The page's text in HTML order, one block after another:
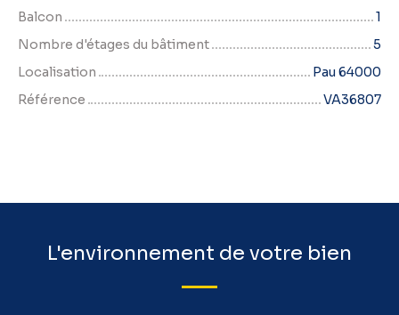
Balcon
1
Nombre d'étages du bâtiment
5
Localisation
Pau 64000
Référence
VA36807
L'environnement de votre bien